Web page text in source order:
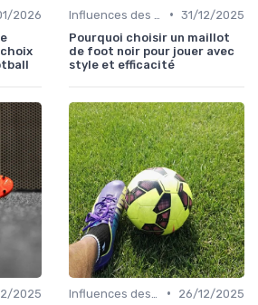
2026
• 31/12/2025
Pourquoi choisir un maillot
de foot noir pour jouer avec
style et efficacité
2025
•
26/12/2025